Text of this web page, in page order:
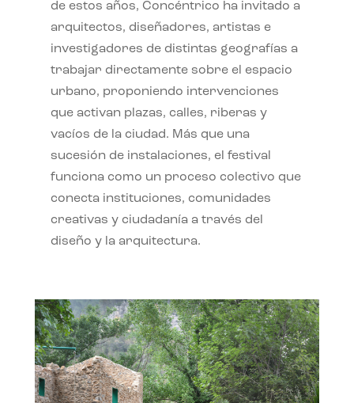
de estos años, Concéntrico ha invitado a
arquitectos, diseñadores, artistas e
investigadores de distintas geografías a
trabajar directamente sobre el espacio
urbano, proponiendo intervenciones
que activan plazas, calles, riberas y
vacíos de la ciudad. Más que una
sucesión de instalaciones, el festival
funciona como un proceso colectivo que
conecta instituciones, comunidades
creativas y ciudadanía a través del
diseño y la arquitectura.